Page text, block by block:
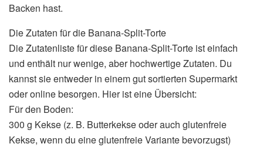
Backen hast.
Die Zutaten für die Banana-Split-Torte
Die Zutatenliste für diese Banana-Split-Torte ist einfach
und enthält nur wenige, aber hochwertige Zutaten. Du
kannst sie entweder in einem gut sortierten Supermarkt
oder online besorgen. Hier ist eine Übersicht:
Für den Boden:
300 g Kekse (z. B. Butterkekse oder auch glutenfreie
Kekse, wenn du eine glutenfreie Variante bevorzugst)